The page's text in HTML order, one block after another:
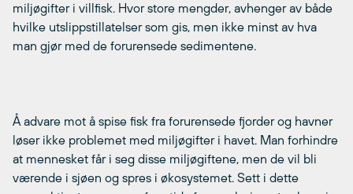
miljøgifter i villfisk. Hvor store mengder, avhenger av både
hvilke utslippstillatelser som gis, men ikke minst av hva
man gjør med de forurensede sedimentene.
Å advare mot å spise fisk fra forurensede fjorder og havner
løser ikke problemet med miljøgifter i havet. Man forhindre
at mennesket får i seg disse miljøgiftene, men de vil bli
værende i sjøen og spres i økosystemet. Sett i dette